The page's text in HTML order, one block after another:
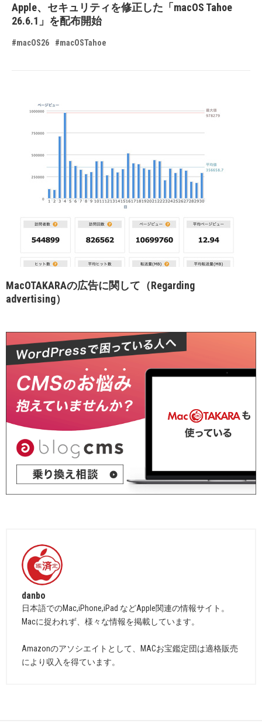
Apple、セキュリティを修正した「macOS Tahoe
26.6.1」を配布開始
#macOS26 #macOSTahoe
MacOTAKARAの広告に関して（Regarding
advertising）
danbo
日本語でのMac,iPhone,iPad などApple関連の情報サイト。
Macに捉われず、様々な情報を掲載しています。
Amazonのアソシエイトとして、MACお宝鑑定団は適格販売
により収入を得ています。